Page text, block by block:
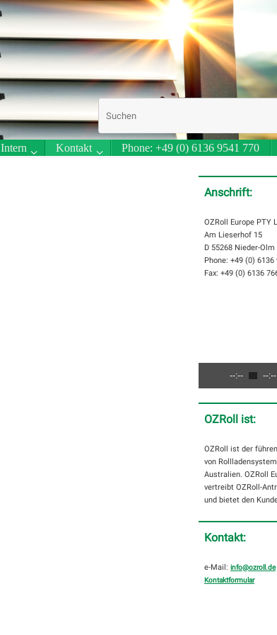
Intern Kontakt Phone: +49 (0) 6136 9541 770
Anschrift:
OZRoll Europe PTY
Am Lieserhof 15
D 55268 Nieder-Olm
Phone: +49 (0) 6136
Fax: +49 (0) 6136
--:-- --:--
OZRoll ist:
OZRoll ist der
von
Australien. OZRoll
vertreibt OZRoll-
und bietet den
Kontakt:
e-Mail: info@ozroll.de
Kontaktformular